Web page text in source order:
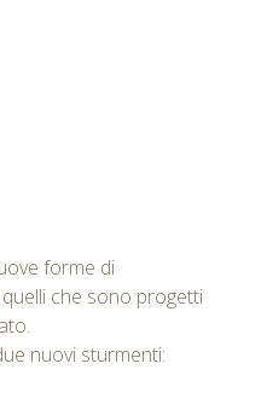
forme di
che sono progetti
nuovi sturmenti: